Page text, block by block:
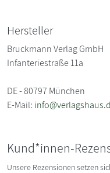
Hersteller
Bruckmann Verlag GmbH
Infanteriestraße 11a
DE - 80797 München
E-Mail:
Kund*innen-
Unsere Rezensionen setzen